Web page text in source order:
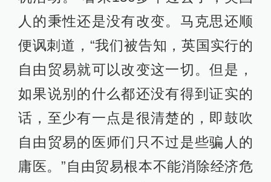
人的秉性还是没有改变。马克思还顺
便讽刺道，“我们被告知，英国实行的
自由贸易就可以改变这一切。但是，
如果说别的什么都还没有得到证实的
话，至少有一点是很清楚的，即鼓吹
自由贸易的医师们只不过是些骗人的
庸医。”自由贸易根本不能消除经济危